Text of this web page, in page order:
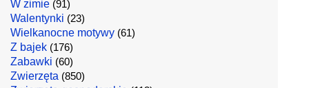
W zimie (91)
Walentynki (23)
Wielkanocne motywy (61)
Z bajek (176)
Zabawki (60)
Zwierzęta (850)